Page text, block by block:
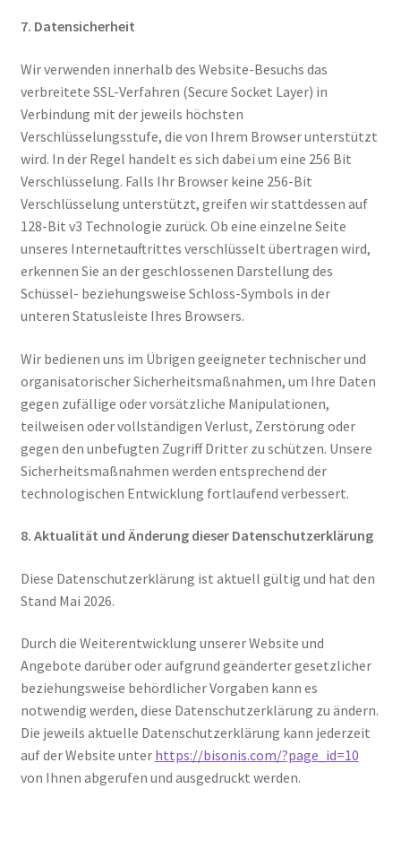
7. Datensicherheit
Wir verwenden innerhalb des Website-Besuchs das
verbreitete SSL-Verfahren (Secure Socket Layer) in
Verbindung mit der jeweils höchsten
Verschlüsselungsstufe, die von Ihrem Browser unterstützt
wird. In der Regel handelt es sich dabei um eine 256 Bit
Verschlüsselung. Falls Ihr Browser keine 256-Bit
Verschlüsselung unterstützt, greifen wir stattdessen auf
128-Bit v3 Technologie zurück. Ob eine einzelne Seite
unseres Internetauftrittes verschlüsselt übertragen wird,
erkennen Sie an der geschlossenen Darstellung des
Schüssel- beziehungsweise Schloss-Symbols in der
unteren Statusleiste Ihres Browsers.
Wir bedienen uns im Übrigen geeigneter technischer und
organisatorischer Sicherheitsmaßnahmen, um Ihre Daten
gegen zufällige oder vorsätzliche Manipulationen,
teilweisen oder vollständigen Verlust, Zerstörung oder
gegen den unbefugten Zugriff Dritter zu schützen. Unsere
Sicherheitsmaßnahmen werden entsprechend der
technologischen Entwicklung fortlaufend verbessert.
8. Aktualität und Änderung dieser Datenschutzerklärung
Diese Datenschutzerklärung ist aktuell gültig und hat den
Stand Mai 2026.
Durch die Weiterentwicklung unserer Website und
Angebote darüber oder aufgrund geänderter gesetzlicher
beziehungsweise behördlicher Vorgaben kann es
notwendig werden, diese Datenschutzerklärung zu ändern.
Die jeweils aktuelle Datenschutzerklärung kann jederzeit
auf der Website unter https://bisonis.com/?page_id=10
von Ihnen abgerufen und ausgedruckt werden.